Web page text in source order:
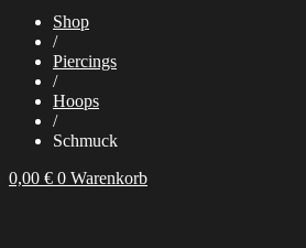
Shop
/
Piercings
/
Hoops
/
Schmuck
0,00 € 0 Warenkorb